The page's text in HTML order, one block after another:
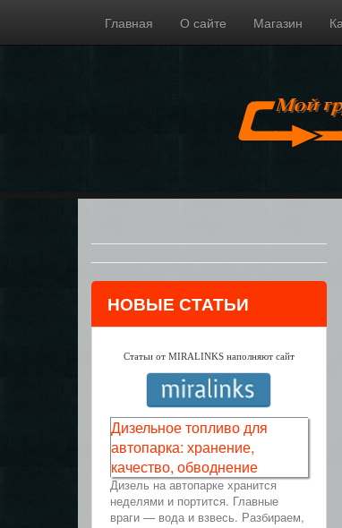
Главная О сайте Магазин
НОВЫЕ СТАТЬИ
Статьи от MIRALINKS наполняют сайт
Дизельное топливо для
автопарка: хранение,
качество, обводнение
Дизель на автопарке хранится
неделями и портится. Главные
враги — вода и взвесь. Разбираем,